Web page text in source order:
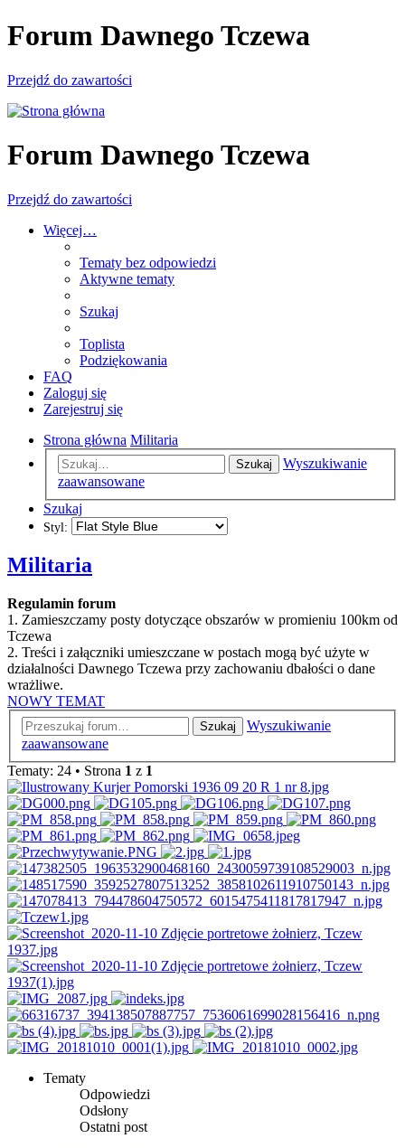
Forum Dawnego Tczewa
Przejdź do zawartości
Forum Dawnego Tczewa
Przejdź do zawartości
Więcej…
Tematy bez odpowiedzi
Aktywne tematy
Szukaj
Toplista
Podziękowania
FAQ
Zaloguj się
Zarejestruj się
Strona główna Militaria
Szukaj
Wyszukiwanie
zaawansowane
Szukaj
Styl:
Militaria
Regulamin forum
1. Zamieszczamy posty dotyczące obszarów w promieniu 100km od
Tczewa
2. Treści i załączniki umieszczane w postach mogą być użyte w
działalności Dawnego Tczewa przy zachowaniu dbałości o dane
wrażliwe.
NOWY TEMAT
Szukaj
Wyszukiwanie
zaawansowane
Tematy: 24 • Strona 1 z 1
Tematy
Odpowiedzi
Odsłony
Ostatni post